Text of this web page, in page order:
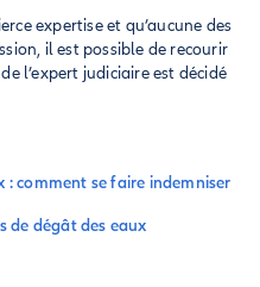
expertise et qu’aucune des
il est possible de recourir
l’expert judiciaire est décidé
: comment se faire indemniser
de dégât des eaux